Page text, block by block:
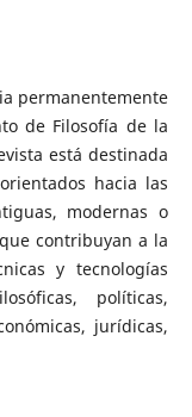
permanentemente
de Filosofía de la
está destinada
hacia las
modernas o
contribuyan a la
y tecnologías
políticas,
jurídicas,